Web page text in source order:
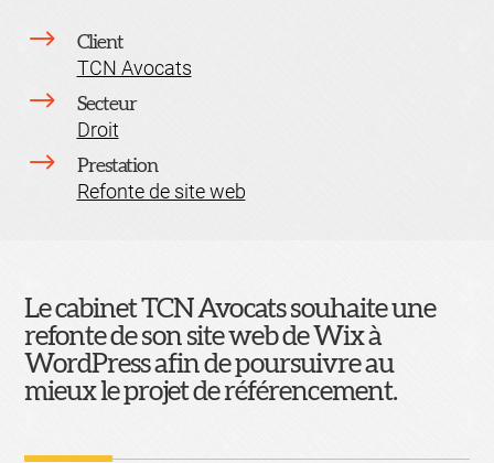
$ Client
TCN Avocats
$ Secteur
Droit
$ Prestation
Refonte de site web
Le cabinet TCN Avocats souhaite une
refonte de son site web de Wix à
WordPress afin de poursuivre au
mieux le projet de référencement.